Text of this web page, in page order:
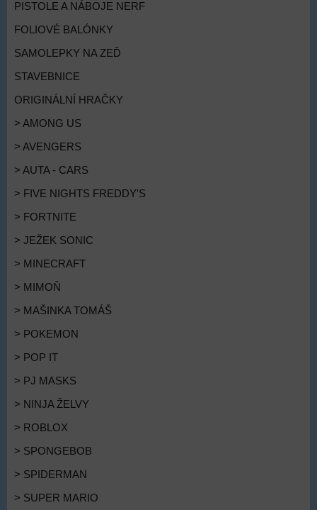
PISTOLE A NÁBOJE NERF
FOLIOVÉ BALÓNKY
SAMOLEPKY NA ZEĎ
STAVEBNICE
ORIGINÁLNÍ HRAČKY
> AMONG US
> AVENGERS
> AUTA - CARS
> FIVE NIGHTS FREDDY'S
> FORTNITE
> JEŽEK SONIC
> MINECRAFT
> MIMOŇ
> MAŠINKA TOMÁŠ
> POKEMON
> POP IT
> PJ MASKS
> NINJA ŽELVY
> ROBLOX
> SPONGEBOB
> SPIDERMAN
> SUPER MARIO